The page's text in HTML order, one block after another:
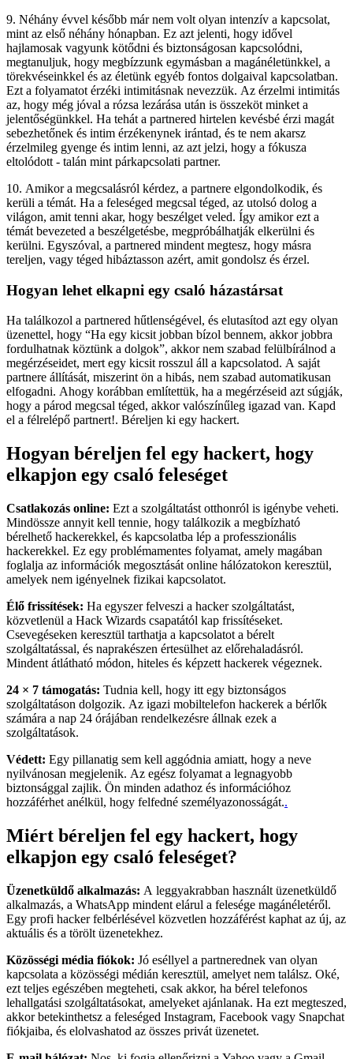
9. Néhány évvel később már nem volt olyan intenzív a kapcsolat,
mint az első néhány hónapban. Ez azt jelenti, hogy idővel
hajlamosak vagyunk kötődni és biztonságosan kapcsolódni,
megtanuljuk, hogy megbízzunk egymásban a magánéletünkkel, a
törekvéseinkkel és az életünk egyéb fontos dolgaival kapcsolatban.
Ezt a folyamatot érzéki intimitásnak nevezzük. Az érzelmi intimitás
az, hogy még jóval a rózsa lezárása után is összeköt minket a
jelentőségünkkel. Ha tehát a partnered hirtelen kevésbé érzi magát
sebezhetőnek és intim érzékenynek irántad, és te nem akarsz
érzelmileg gyenge és intim lenni, az azt jelzi, hogy a fókusza
eltolódott - talán mint párkapcsolati partner.
10. Amikor a megcsalásról kérdez, a partnere elgondolkodik, és
kerüli a témát. Ha a feleséged megcsal téged, az utolsó dolog a
világon, amit tenni akar, hogy beszélget veled. Így amikor ezt a
témát bevezeted a beszélgetésbe, megpróbálhatják elkerülni és
kerülni. Egyszóval, a partnered mindent megtesz, hogy másra
tereljen, vagy téged hibáztasson azért, amit gondolsz és érzel.
Hogyan lehet elkapni egy csaló házastársat
Ha találkozol a partnered hűtlenségével, és elutasítod azt egy olyan
üzenettel, hogy “Ha egy kicsit jobban bízol bennem, akkor jobbra
fordulhatnak köztünk a dolgok”, akkor nem szabad felülbírálnod a
megérzéseidet, mert egy kicsit rosszul áll a kapcsolatod. A saját
partnere állítását, miszerint ön a hibás, nem szabad automatikusan
elfogadni. Ahogy korábban említettük, ha a megérzéseid azt súgják,
hogy a párod megcsal téged, akkor valószínűleg igazad van. Kapd
el a félrelépő partnert!. Béreljen ki egy hackert.
Hogyan béreljen fel egy hackert, hogy
elkapjon egy csaló feleséget
Csatlakozás online: Ezt a szolgáltatást otthonról is igénybe veheti.
Mindössze annyit kell tennie, hogy találkozik a megbízható
bérelhető hackerekkel, és kapcsolatba lép a professzionális
hackerekkel. Ez egy problémamentes folyamat, amely magában
foglalja az információk megosztását online hálózatokon keresztül,
amelyek nem igényelnek fizikai kapcsolatot.
Élő frissítések: Ha egyszer felveszi a hacker szolgáltatást,
közvetlenül a Hack Wizards csapatától kap frissítéseket.
Csevegéseken keresztül tarthatja a kapcsolatot a bérelt
szolgáltatással, és naprakészen értesülhet az előrehaladásról.
Mindent átlátható módon, hiteles és képzett hackerek végeznek.
24 × 7 támogatás: Tudnia kell, hogy itt egy biztonságos
szolgáltatáson dolgozik. Az igazi mobiltelefon hackerek a bérlők
számára a nap 24 órájában rendelkezésre állnak ezek a
szolgáltatások.
Védett: Egy pillanatig sem kell aggódnia amiatt, hogy a neve
nyilvánosan megjelenik. Az egész folyamat a legnagyobb
biztonsággal zajlik. Ön minden adathoz és információhoz
hozzáférhet anélkül, hogy felfedné személyazonosságát..
Miért béreljen fel egy hackert, hogy
elkapjon egy csaló feleséget?
Üzenetküldő alkalmazás: A leggyakrabban használt üzenetküldő
alkalmazás, a WhatsApp mindent elárul a felesége magánéletéről.
Egy profi hacker felbérlésével közvetlen hozzáférést kaphat az új, az
aktuális és a törölt üzenetekhez.
Közösségi média fiókok: Jó eséllyel a partnerednek van olyan
kapcsolata a közösségi médián keresztül, amelyet nem találsz. Oké,
ezt teljes egészében megteheti, csak akkor, ha bérel telefonos
lehallgatási szolgáltatásokat, amelyeket ajánlanak. Ha ezt megteszed,
akkor betekinthetsz a feleséged Instagram, Facebook vagy Snapchat
fiókjaiba, és elolvashatod az összes privát üzenetet.